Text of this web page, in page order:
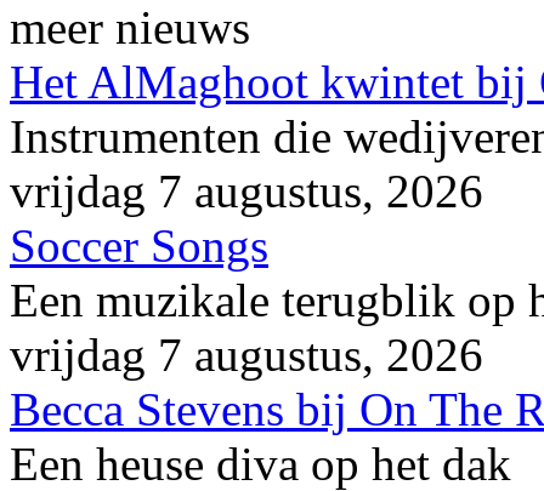
meer nieuws
Het AlMaghoot kwintet bij
Instrumenten die
vrijdag 7 augustus, 2026
Soccer Songs
Een muzikale terugblik op
vrijdag 7 augustus, 2026
Becca Stevens bij On The
Een heuse diva op het dak